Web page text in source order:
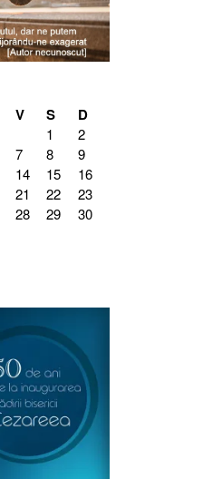
V S D
1
2
7 8
9
14 15
16
21 22
23
28 29
30